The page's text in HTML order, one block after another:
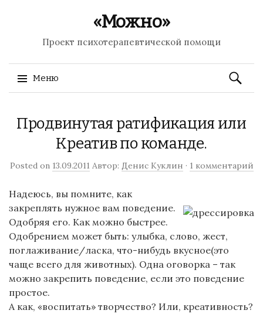
«Можно»
Проект психотерапевтической помощи
Меню
Найти:
Продвинутая ратификация или
Креатив по команде.
Posted on 13.09.2011 Автор: Денис Куклин · 1 комментарий
Надеюсь, вы помните, как
закреплять нужное вам поведение.
Одобряя его. Как можно быстрее.
Одобрением может быть: улыбка, слово, жест,
поглаживание/ласка, что-нибудь вкусное(это
чаще всего для животных). Одна оговорка – так
можно закрепить поведение, если это поведение
простое.
А как, «воспитать» творчество? Или, креативность?